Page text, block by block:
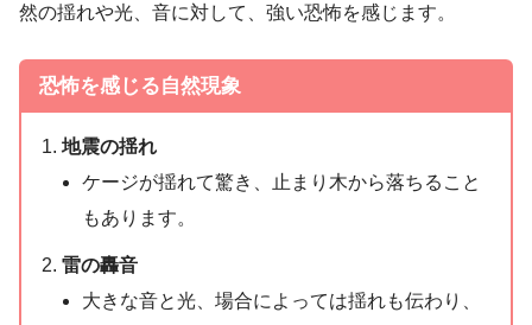
然の揺れや光、音に対して、強い恐怖を感じます。
恐怖を感じる自然現象
地震の揺れ
ケージが揺れて驚き、止まり木から落ちること
もあります。
雷の轟音
大きな音と光、場合によっては揺れも伝わり、